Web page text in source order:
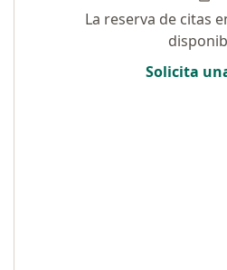
La reserva de citas
Solicita